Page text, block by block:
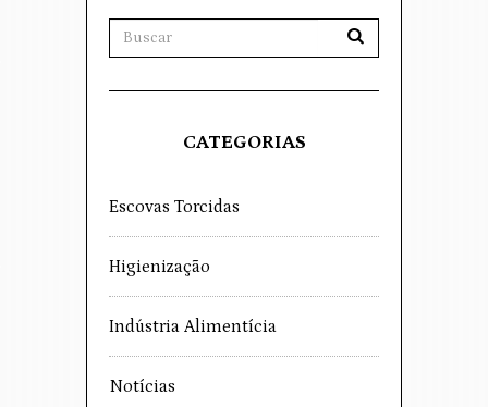
CATEGORIAS
Escovas Torcidas
Higienização
Indústria Alimentícia
Notícias